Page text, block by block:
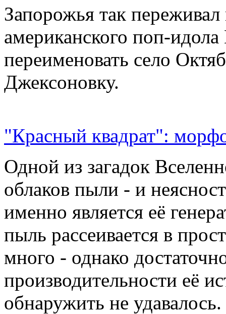
Запорожья так
американского поп-
переименовать село
Джексоновку.
"Красный квадрат":
Одной из загадок
облаков пыли - и
именно является её
пыль рассеивается в
много - однако
производительности её
обнаружить не удавалось.